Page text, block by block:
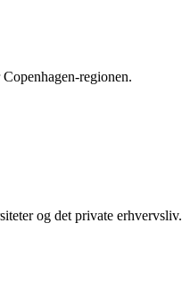
regionen.
og det private erhvervsliv.